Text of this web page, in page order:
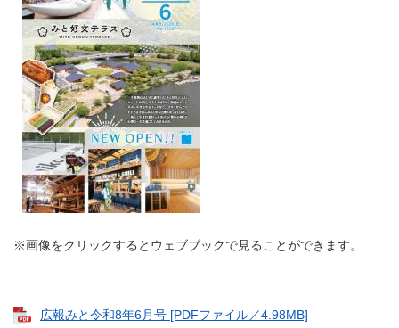
※画像をクリックするとウェブブックで見ることができます。
広報みと令和8年6月号 [PDFファイル／4.98MB]